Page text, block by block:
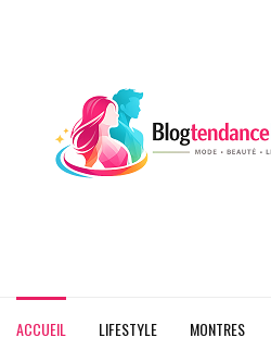
ACCUEIL LIFESTYLE MONTRES